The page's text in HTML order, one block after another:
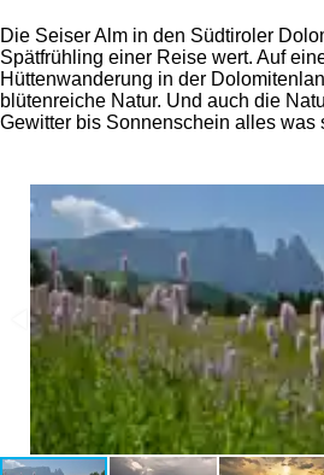
Die Seiser Alm in den Südtiroler
Spätfrühling einer Reise wert. Auf
Hüttenwanderung in der
blütenreiche Natur. Und auch die
Gewitter bis Sonnenschein alles was